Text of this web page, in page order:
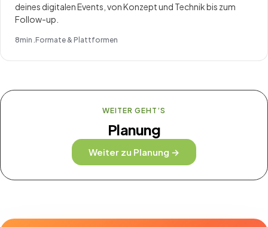
deines digitalen Events, von Konzept und Technik bis zum
Follow-up.
8min . Formate & Plattformen
WEITER GEHT’S
Planung
Weiter zu Planung →